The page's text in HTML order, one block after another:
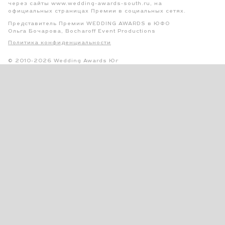
через сайты www.wedding-awards-south.ru, на
официальных страницах Премии в социальных сетях.
Представитель Премии WEDDING AWARDS в ЮФО
Ольга Бочарова, Bocharoff Event Productions
Политика конфиденциальности
© 2010-2026 Wedding Awards Юг